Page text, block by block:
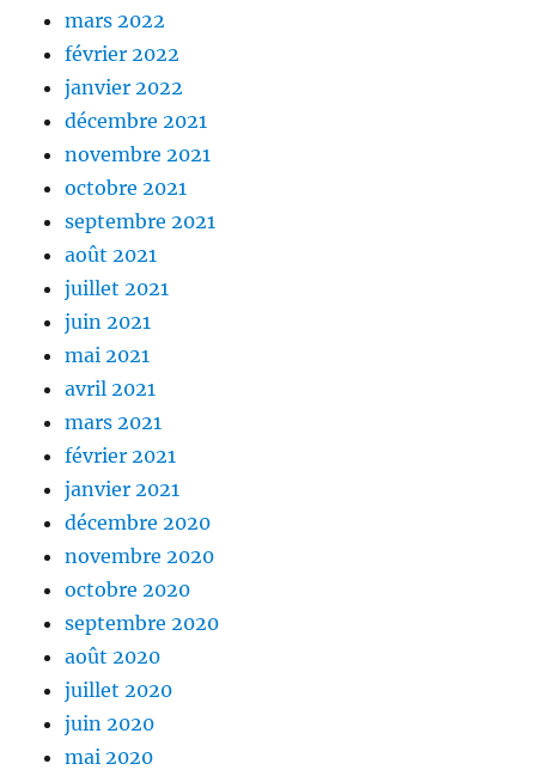
mars 2022
février 2022
janvier 2022
décembre 2021
novembre 2021
octobre 2021
septembre 2021
août 2021
juillet 2021
juin 2021
mai 2021
avril 2021
mars 2021
février 2021
janvier 2021
décembre 2020
novembre 2020
octobre 2020
septembre 2020
août 2020
juillet 2020
juin 2020
mai 2020